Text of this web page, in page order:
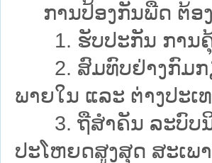
ການປ້ອງກັນພືດ ຕ້ອ
1. ຮັບປະກັນ ການຄຸ້ມ
2. ສົມທົບຢ່າງກົມກຽ
ພາຍໃນ ແລະ ຕ່າງປະເ
3. ຖືສຳຄັນ ລະບົບນິ
ປະໂຫຍດສູງສຸດ ສະເພ